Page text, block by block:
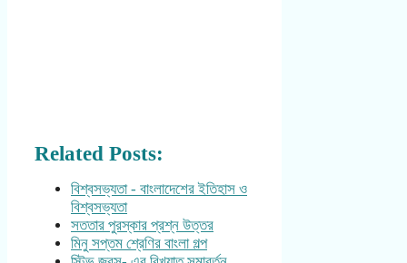
Related Posts:
বিশ্বসভ্যতা - বাংলাদেশের ইতিহাস ও
বিশ্বসভ্যতা
সততার পুরস্কার প্রশ্ন উত্তর
মিনু সপ্তম শ্রেণির বাংলা গল্প